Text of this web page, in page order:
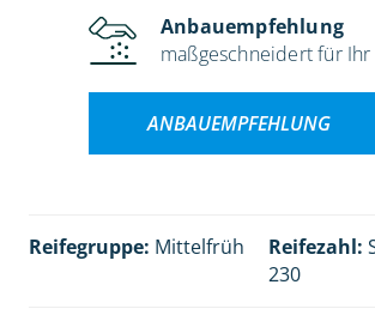
Anbauempfehlung
maßgeschneidert für Ihr
ANBAUEMPFEHLUNG
Reifegruppe: Mittelfrüh Reifezahl:
230